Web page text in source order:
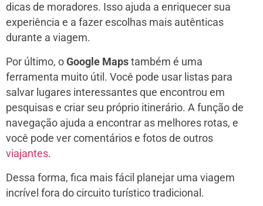
dicas de moradores. Isso ajuda a enriquecer sua
experiência e a fazer escolhas mais autênticas
durante a viagem.
Por último, o Google Maps também é uma
ferramenta muito útil. Você pode usar listas para
salvar lugares interessantes que encontrou em
pesquisas e criar seu próprio itinerário. A função de
navegação ajuda a encontrar as melhores rotas, e
você pode ver comentários e fotos de outros
viajantes.
Dessa forma, fica mais fácil planejar uma viagem
incrível fora do circuito turístico tradicional.